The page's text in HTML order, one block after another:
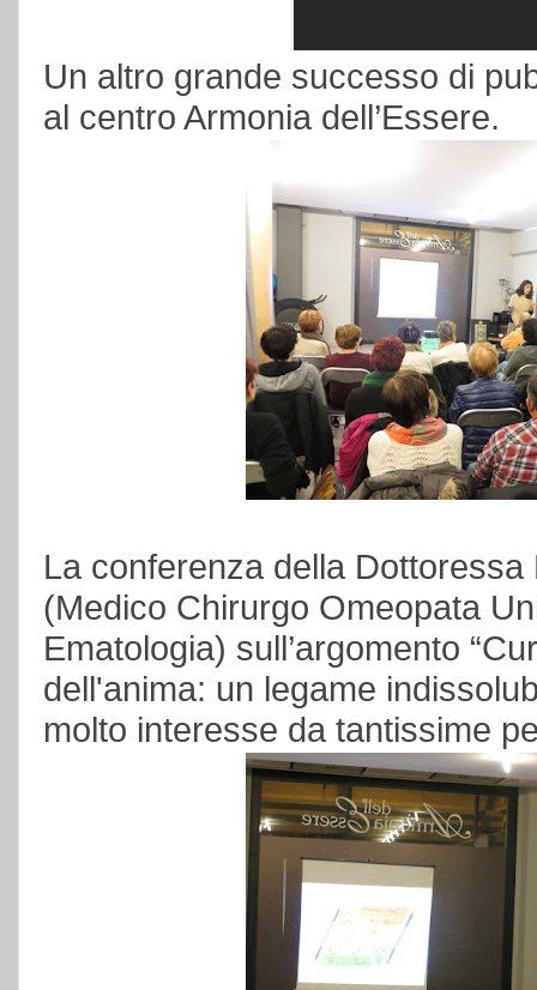
Un altro grande successo di
al centro Armonia dell’Essere.
La conferenza della
(Medico Chirurgo Omeopata
Ematologia) sull’argomento
dell'anima: un legame
molto interesse da tantissime